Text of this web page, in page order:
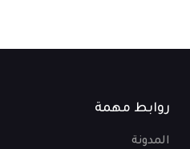
روابط مهمة
المدونة